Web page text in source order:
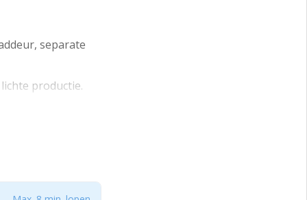
separate
productie.